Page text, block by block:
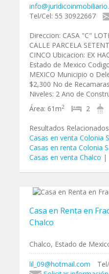
Tel/Cel: 55 30922667
Direccion: CASA "C"
CALLE PARCELA
CINCO Ubicacion: EX
Estado de Mexico
MEXICO Municipio o
$2,300 No de
Niveles: 2 Ano de
Área: 61m2 2
Resultados
Casas en venta Colonia
Casas en renta Colonia
Casas en venta Chalco |
Casa en Renta en
Chalco
Chalco, Estado de
lil_09@hotmail.com